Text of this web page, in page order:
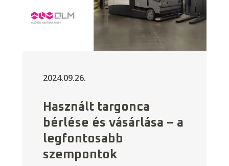
2024.09.26.
Használt targonca
bérlése és vásárlása – a
legfontosabb
szempontok